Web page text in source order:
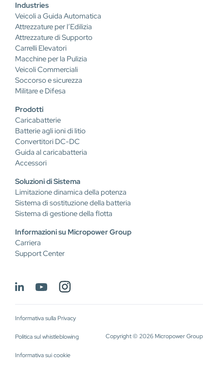
Industries
Veicoli a Guida Automatica
Attrezzature per l’Edilizia
Attrezzature di Supporto
Carrelli Elevatori
Macchine per la Pulizia
Veicoli Commerciali
Soccorso e sicurezza
Militare e Difesa
Prodotti
Caricabatterie
Batterie agli ioni di litio
Convertitori DC-DC
Guida al caricabatteria
Accessori
Soluzioni di Sistema
Limitazione dinamica della potenza
Sistema di sostituzione della batteria
Sistema di gestione della flotta
Informazioni su Micropower Group
Carriera
Support Center
Informativa sulla Privacy
Politica sul whistleblowing
Informativa sui cookie
Copyright © 2026 Micropower Group